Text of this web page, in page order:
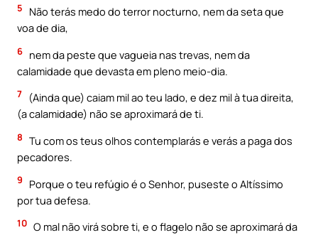
5
Não terás medo do terror nocturno, nem da seta que
voa de dia,
6 nem da peste que vagueia nas trevas, nem da
calamidade que devasta em pleno meio-dia.
7
(Ainda que) caiam mil ao teu lado, e dez mil à tua direita,
(a calamidade) não se aproximará de ti.
8 Tu com os teus olhos contemplarás e verás a paga dos
pecadores.
9
Porque o teu refúgio é o Senhor, puseste o Altíssimo
por tua defesa.
10 O mal não virá sobre ti, e o flagelo não se aproximará da